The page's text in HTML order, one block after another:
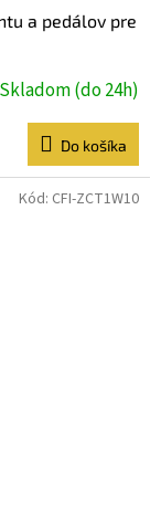
a pedálov pre
Skladom (do 24h)
Do košíka
Kód: CFI-ZCT1W10